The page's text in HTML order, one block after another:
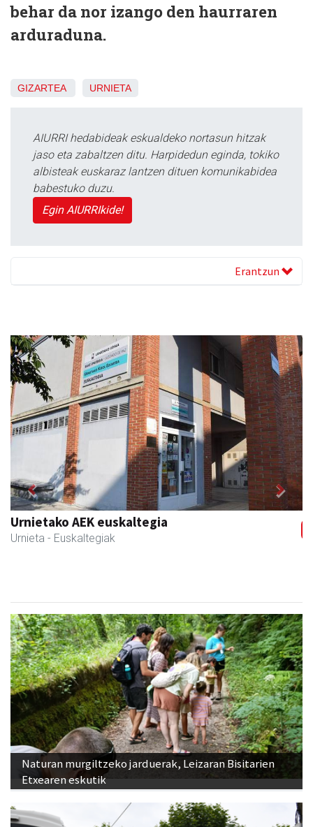
behar da nor izango den haurraren
arduraduna.
GIZARTEA URNIETA
AIURRI hedabideak eskualdeko nortasun hitzak
jaso eta zabaltzen ditu. Harpidedun eginda, tokiko
albisteak euskaraz lantzen dituen komunikabidea
babestuko duzu.
Egin AIURRIkide!
Erantzun
Previous
Naturan murgiltzeko jarduerak, Leizaran Bisitarien
Etxearen eskutik